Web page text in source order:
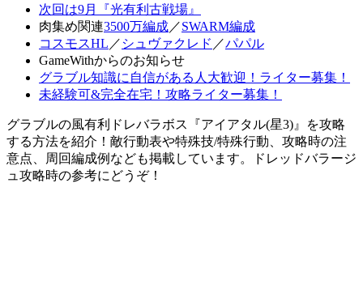
次回は9月『光有利古戦場』
肉集め関連3500万編成／SWARM編成
コスモスHL ／ シュヴァクレド ／パパル
GameWithからのお知らせ
グラブル知識に自信がある人大歓迎！ライター募集！
未経験可&完全在宅！攻略ライター募集！
グラブルの風有利ドレバラボス『アイアタル(星3)』を攻略
する方法を紹介！敵行動表や特殊技/特殊行動、攻略時の注
意点、周回編成例なども掲載しています。ドレッドバラージ
ュ攻略時の参考にどうぞ！